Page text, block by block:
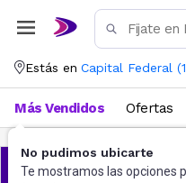
Estás en Capital Federal (
No pudimos ubicarte
Te mostramos las opciones
Más Vendidos Ofertas
¡Aprovechá